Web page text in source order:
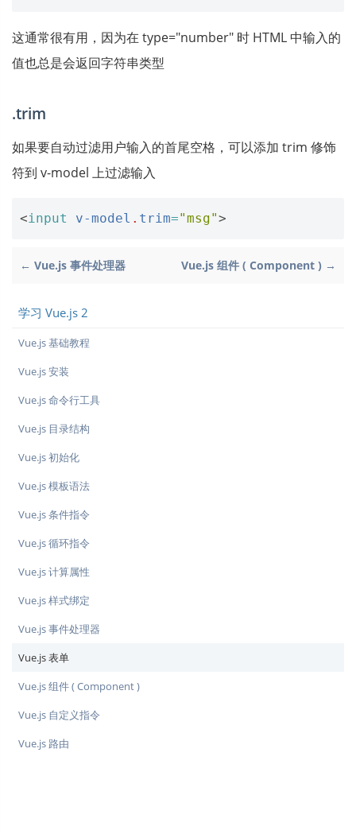
这通常很有用，因为在 type="number" 时 HTML 中输入的
值也总是会返回字符串类型
.trim
如果要自动过滤用户输入的首尾空格，可以添加 trim 修饰
符到 v-model 上过滤输入
<input v-model . trim="msg">
← Vue.js 事件处理器 Vue.js 组件 ( Component ) →
学习 Vue.js 2
Vue.js 基础教程
Vue.js 安装
Vue.js 命令行工具
Vue.js 目录结构
Vue.js 初始化
Vue.js 模板语法
Vue.js 条件指令
Vue.js 循环指令
Vue.js 计算属性
Vue.js 样式绑定
Vue.js 事件处理器
Vue.js 表单
Vue.js 组件 ( Component )
Vue.js 自定义指令
Vue.js 路由